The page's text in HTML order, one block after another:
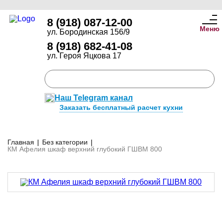
8 (918) 087-12-00
ул. Бородинская 156/9
8 (918) 682-41-08
ул. Героя Яцкова 17
Наш Telegram канал
Заказать бесплатный расчет кухни
Меню
Главная | Без категории |
КМ Афелия шкаф верхний глубокий ГШВМ 800